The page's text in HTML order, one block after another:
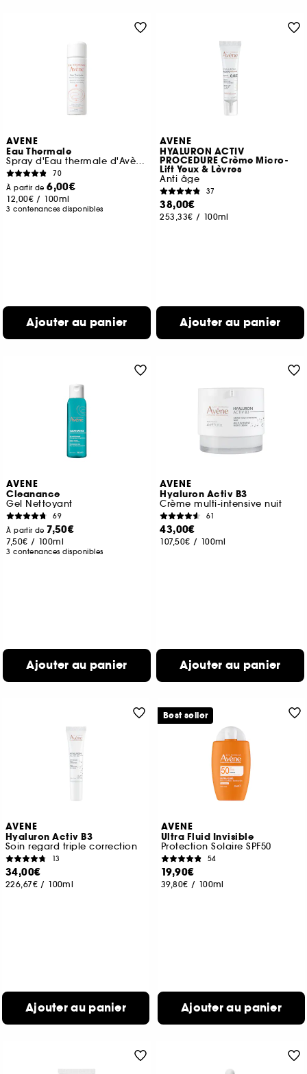
AVENE
Eau Thermale
Spray d'Eau thermale d'Avène
70
À partir de6,00€
12,00€ / 100ml
3 contenances disponibles
Ajouter au panier
AVENE
HYALURON ACTIV
PROCEDURE Crème Micro-
Lift Yeux & Lèvres
Anti âge
37
38,00€
253,33€ / 100ml
Ajouter au panier
AVENE
Cleanance
Gel Nettoyant
69
À partir de 7,50€
7,50€ / 100ml
3 contenances disponibles
Ajouter au panier
AVENE
Hyaluron Activ B3
Crème multi-intensive nuit
61
43,00€
107,50€ / 100ml
Ajouter au panier
AVENE
Hyaluron Activ B3
Soin regard triple correction
13
34,00€
226,67€ / 100ml
Ajouter au panier
AVENE
Ultra Fluid Invisible
Protection Solaire SPF50
54
19,90€
39,80€ / 100ml
Ajouter au panier
Best seller